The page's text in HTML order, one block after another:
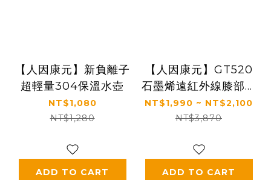
【人因康元】新負離子
超輕量304保溫水壺
NT$1,080
NT$1,280
ADD TO CART
【人因康元】GT520
石墨烯遠紅外線膝部溫
熱帶 +SSS4802陶瓷
水壺粉紅
NT$1,990 ~ NT$2,100
NT$3,870
ADD TO CART